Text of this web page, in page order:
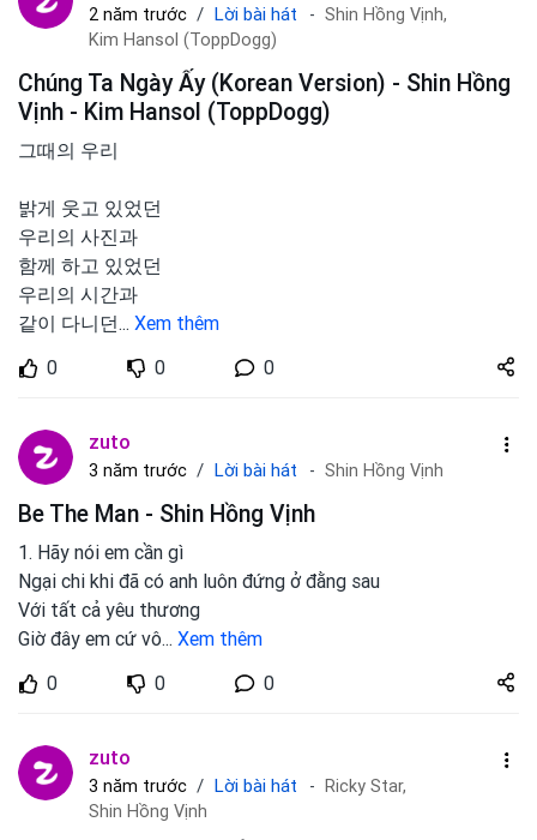
2 năm trước Lời bài hát
Shin Hồng Vịnh,
Kim Hansol (ToppDogg)
Chúng Ta Ngày Ấy (Korean Version) - Shin Hồng
Vịnh - Kim Hansol (ToppDogg)
그때의 우리
밝게 웃고 있었던
우리의 사진과
함께 하고 있었던
우리의 시간과
같이 다니던... Xem thêm
0
0 0
Share
zuto.vn
zuto
3 năm trước Lời bài hát Shin Hồng Vịnh
Be The Man - Shin Hồng Vịnh
1. Hãy nói em cần gì
Ngại chi khi đã có anh luôn đứng ở đằng sau
Với tất cả yêu thương
Giờ đây em cứ vô... Xem thêm
0
0 0
Share
zuto.vn
zuto
3 năm trước Lời bài hát
Ricky Star,
Shin Hồng Vịnh